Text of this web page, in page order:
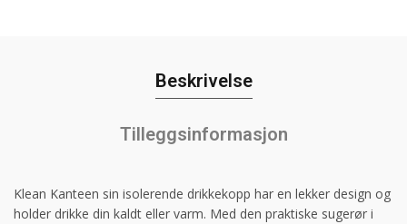
Beskrivelse
Tilleggsinformasjon
Klean Kanteen sin isolerende drikkekopp har en lekker design og
holder drikke din kaldt eller varm. Med den praktiske sugerør i